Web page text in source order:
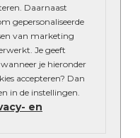
Daarnaast
gepersonaliseerde
van marketing
Je geeft
je hieronder
accepteren? Dan
in de instellingen.
en